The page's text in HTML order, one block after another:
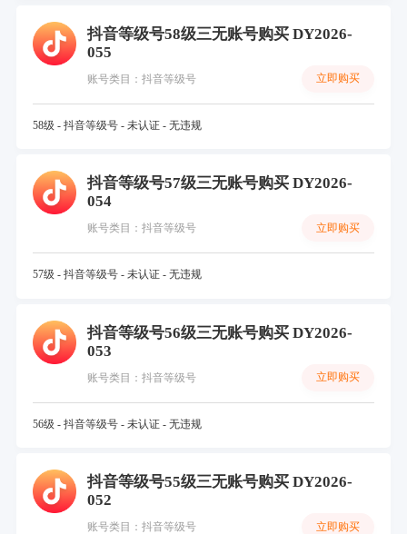
抖音等级号58级三无账号购买 DY2026-
055
账号类目：抖音等级号 立即购买
58级 - 抖音等级号 - 未认证 - 无违规
抖音等级号57级三无账号购买 DY2026-
054
账号类目：抖音等级号 立即购买
57级 - 抖音等级号 - 未认证 - 无违规
抖音等级号56级三无账号购买 DY2026-
053
账号类目：抖音等级号 立即购买
56级 - 抖音等级号 - 未认证 - 无违规
抖音等级号55级三无账号购买 DY2026-
052
账号类目：抖音等级号 立即购买